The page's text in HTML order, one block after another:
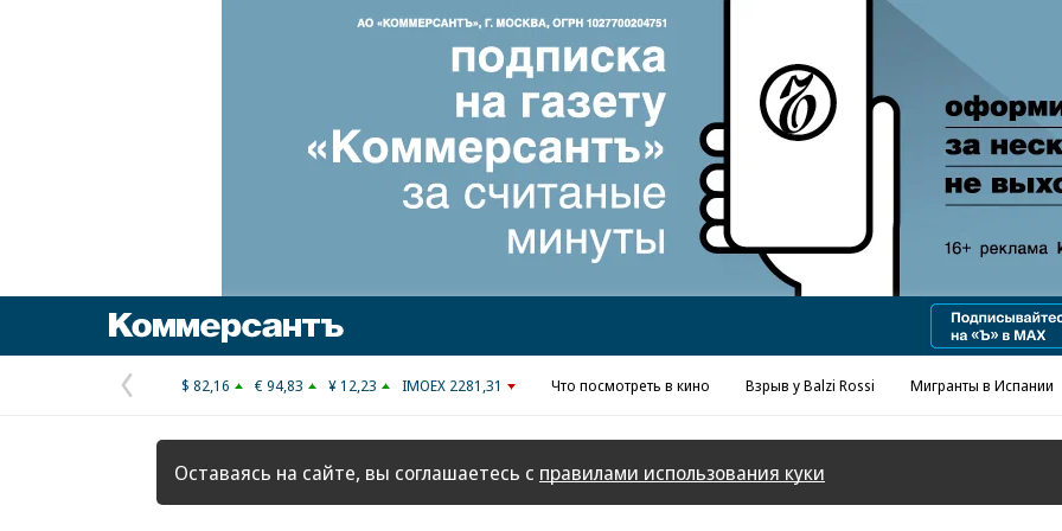
Реклама в «Ъ» www.kommersant.ru/ad
Предыдущая
страница
$ 82,16 € 94,83 ¥ 12,23 IMOEX 2281,31 Что посмотреть в кино Взрыв у Balzi Rossi Мигранты в Испании
Оставаясь на сайте, вы соглашаетесь с правилами использования куки